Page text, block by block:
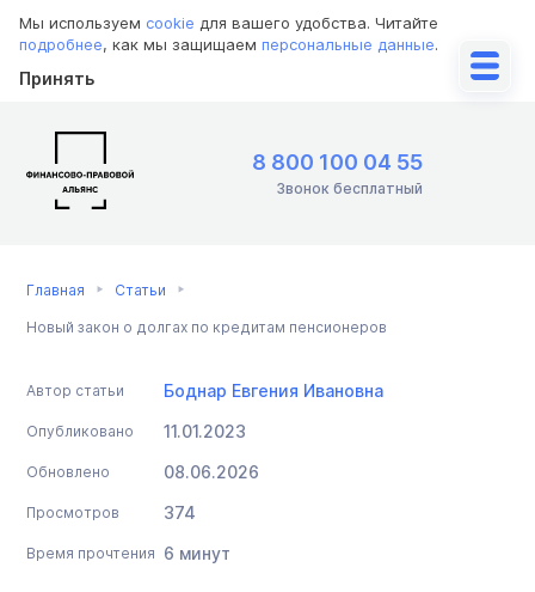
Мы используем cookie для вашего удобства. Читайте
подробнее, как мы защищаем персональные данные.
Принять
8 800 100 04 55
Звонок бесплатный
Главная Статьи
Новый закон о долгах по кредитам пенсионеров
Автор статьи Боднар Евгения Ивановна
Опубликовано 11.01.2023
Обновлено 08.06.2026
Просмотров 374
Время прочтения 6 минут